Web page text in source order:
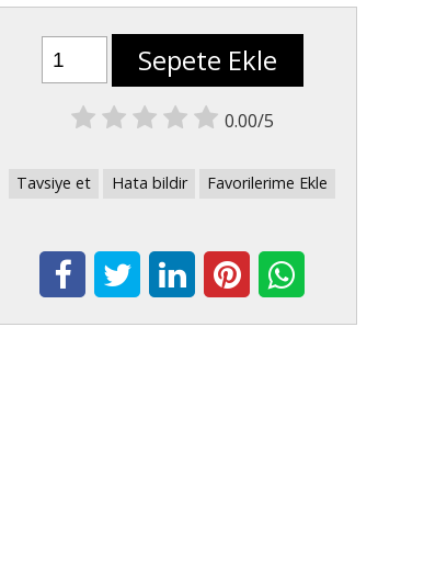
Sepete Ekle
0.00/5
Tavsiye et Hata bildir Favorilerime Ekle